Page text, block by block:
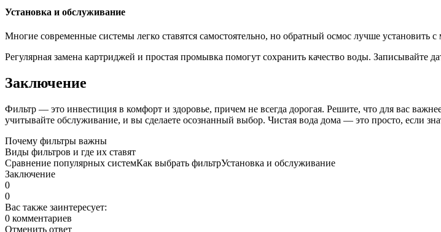
Установка и обслуживание
Многие современные системы легко ставятся самостоятельно, но обратный осмос лучше установить
Регулярная замена картриджей и простая промывка помогут сохранить качество воды. Записывайте
Заключение
Фильтр — это инвестиция в комфорт и здоровье, причем не всегда дорогая. Решите, что для вас
учитывайте обслуживание, и вы сделаете осознанный выбор. Чистая вода дома — это просто, если
Почему фильтры важны
Виды фильтров и где их ставят
Сравнение популярных системКак выбрать фильтрУстановка и обслуживание
Заключение
0
0
Вас также заинтересует:
0 комментариев
Отменить ответ